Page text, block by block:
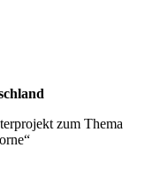
zum Thema